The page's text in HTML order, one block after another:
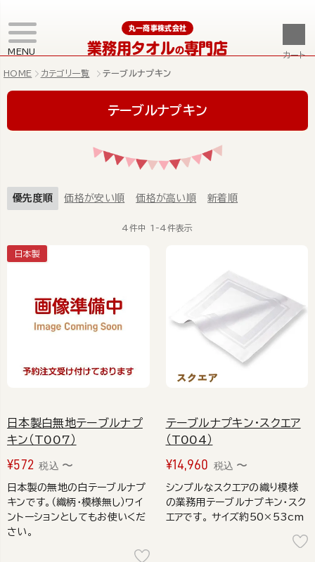
MENU
丸一商事株式会社
業務用タオルの専門店 カート
HOME カテゴリ一覧 テーブルナプキン
テーブルナプキン
優先度順 価格が安い順 価格が高い順 新着順
4件中 1 -4件表示
日本製白無地テーブルナプ
キン（T007）
日本製
¥572 税込 〜
日本製の無地の白テーブルナプ
キンです。（織柄・模様無し）ワイ
ントーションとしてもお使いくだ
さい。
テーブルナプキン・スクエア
（T004）
¥14,960 税込 〜
シンプルなスクエアの織り模様
の業務用テーブルナプキン・スク
エアです。 サイズ約50×53cm